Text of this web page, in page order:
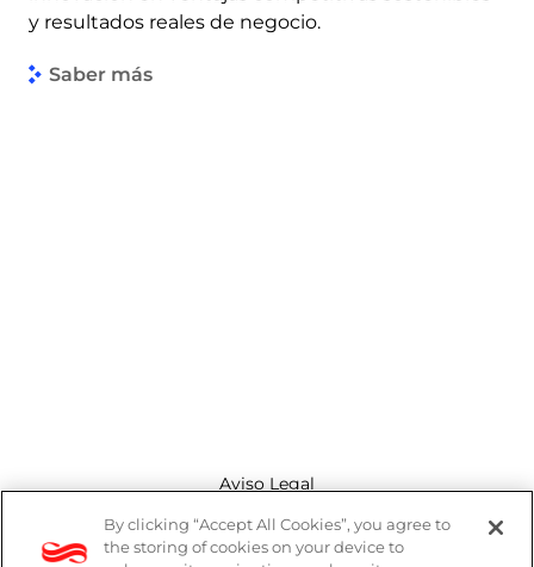
y resultados reales de negocio.
Saber más
Aviso Legal
Canal de denuncias
By clicking “Accept All Cookies”, you agree to
the storing of cookies on your device to